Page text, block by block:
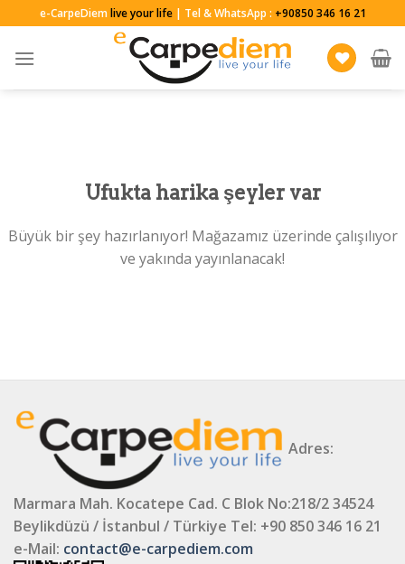
to
content
e-CarpeDiemlive your life| Tel & WhatsApp : +90850 346 16 21
Ufukta harika şeyler var
Büyük bir şey hazırlanıyor! Mağazamız üzerinde çalışılıyor
ve yakında yayınlanacak!
Adres:
Marmara Mah. Kocatepe Cad. C Blok No:218/2 34524
Beylikdüzü / İstanbul / Türkiye Tel: +90 850 346 16 21
e-Mail: contact@e-carpediem.com